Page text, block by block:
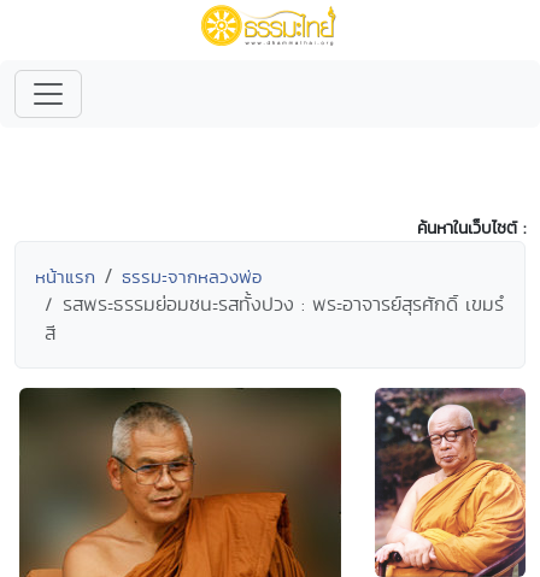
ค้นหาในเว็บไซต์ :
หน้าแรก ธรรมะจากหลวงพ่อ
รสพระธรรมย่อมชนะรสทั้งปวง : พระอาจารย์สุรศักดิ์ เขมรํ
สี